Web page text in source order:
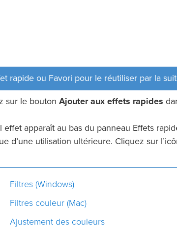
rapide ou Favori pour le réutiliser par la
sur le bouton Ajouter aux effets rapides
apparaît au bas du panneau Effets
d’une utilisation ultérieure. Cliquez sur
Filtres (Windows)
Filtres couleur (Mac)
Ajustement des couleurs